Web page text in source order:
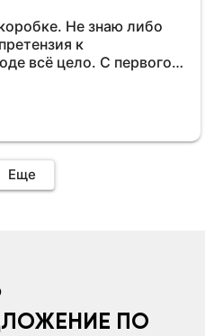
Не знаю либо
к
всё цело. С первого
не знаю
Четыре звёзды за
опробую дополню
Как поставил сразу
работе устройства
к покупке.
Еще
ПО